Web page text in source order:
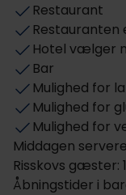
Restaurant
Restauranten
Hotel vælger
Bar
Mulighed for
Mulighed for
Mulighed for
Middagen
Risskovs gæster:
Åbningstider i